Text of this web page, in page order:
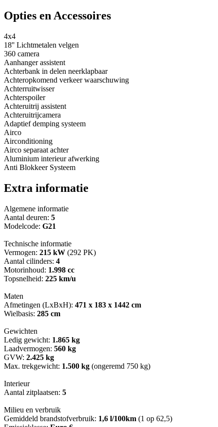
Opties en Accessoires
4x4
18'' Lichtmetalen velgen
360 camera
Aanhanger assistent
Achterbank in delen neerklapbaar
Achteropkomend verkeer waarschuwing
Achterruitwisser
Achterspoiler
Achteruitrij assistent
Achteruitrijcamera
Adaptief demping systeem
Airco
Airconditioning
Airco separaat achter
Aluminium interieur afwerking
Anti Blokkeer Systeem
Extra informatie
Algemene informatie
Aantal deuren: 5
Modelcode: G21
Technische informatie
Vermogen: 215 kW (292 PK)
Aantal cilinders: 4
Motorinhoud: 1.998 cc
Topsnelheid: 225 km/u
Maten
Afmetingen (LxBxH): 471 x 183 x 1442 cm
Wielbasis: 285 cm
Gewichten
Ledig gewicht: 1.865 kg
Laadvermogen: 560 kg
GVW: 2.425 kg
Max. trekgewicht: 1.500 kg (ongeremd 750 kg)
Interieur
Aantal zitplaatsen: 5
Milieu en verbruik
Gemiddeld brandstofverbruik: 1,6 l/100km (1 op 62,5)